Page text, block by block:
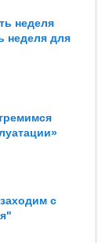
неделя
неделя для
с